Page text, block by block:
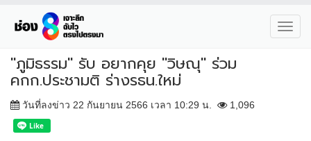
"ภูมิธรรม" รับ อยากคุย "วิษณุ" ร่วม
คกก.ประชามติ ร่างรธน.ใหม่
วันที่ลงข่าว 22 กันยายน 2566 เวลา 10:29 น. 1,096